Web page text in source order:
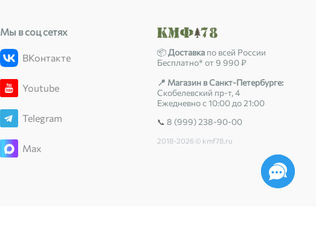
Мы в соц сетях
ВКонтакте
Youtube
Telegram
Max
📦Доставка по всей России
Бесплатно* от 9 990 ₽
📍 Магазин в Санкт-Петербурге:
Скобелевский пр-т, 4
Ежедневно с 10:00 до 21:00
📞 8 (999) 238-90-00
2018-2026 © kmf78.ru